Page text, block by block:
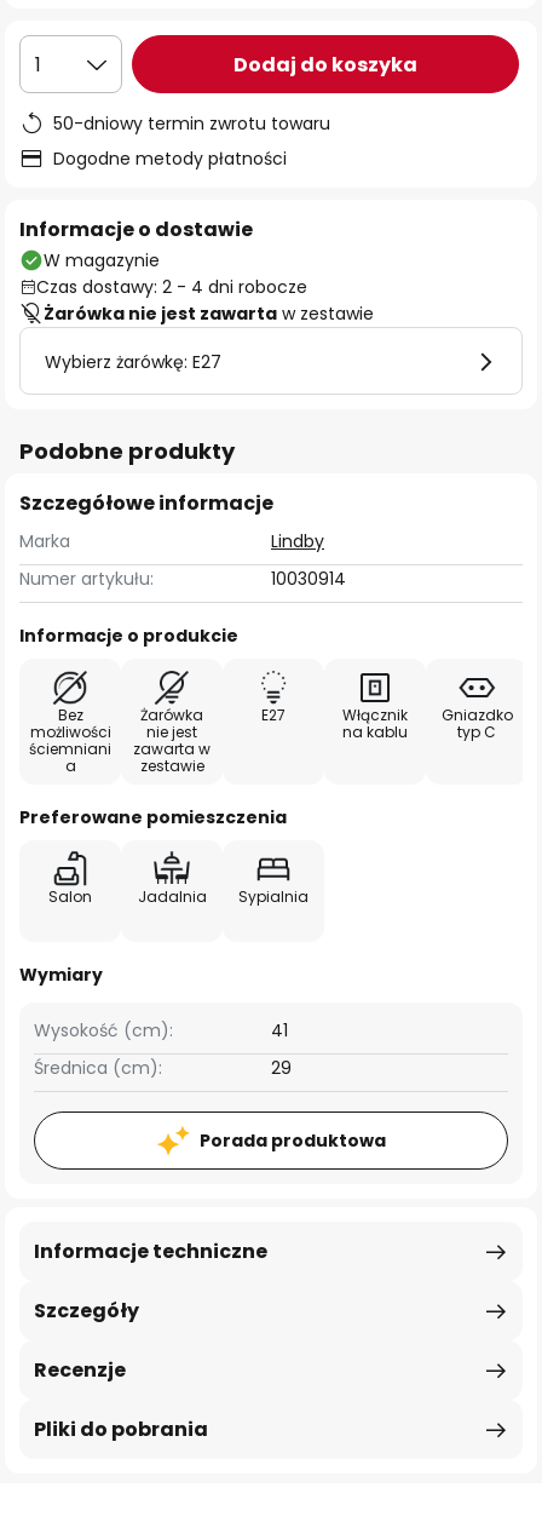
1 Dodaj do koszyka
50-dniowy termin zwrotu towaru
Dogodne metody płatności
Informacje o dostawie
W magazynie
Czas dostawy: 2 - 4 dni robocze
Żarówka nie jest zawarta w zestawie
Wybierz żarówkę: E27
Podobne produkty
Szczegółowe informacje
Marka
Lindby
Numer artykułu:
10030914
Informacje o produkcie
Bez
możliwości
ściemniani
a
Żarówka
nie jest
zawarta w
zestawie
E27
Włącznik
na kablu
Gniazdko
typ C
Preferowane pomieszczenia
Salon Jadalnia Sypialnia
Wymiary
Wysokość (cm):
41
Średnica (cm):
29
Porada produktowa
Szczegóły
Informacje techniczne
Recenzje
Pliki do pobrania